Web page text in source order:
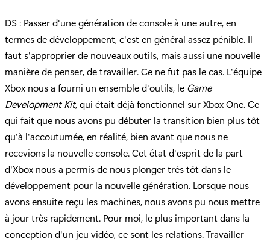
DS : Passer d'une génération de console à une autre, en
termes de développement, c'est en général assez pénible. Il
faut s'approprier de nouveaux outils, mais aussi une nouvelle
manière de penser, de travailler. Ce ne fut pas le cas. L'équipe
Xbox nous a fourni un ensemble d'outils, le Game
Development Kit, qui était déjà fonctionnel sur Xbox One. Ce
qui fait que nous avons pu débuter la transition bien plus tôt
qu'à l'accoutumée, en réalité, bien avant que nous ne
recevions la nouvelle console. Cet état d'esprit de la part
d'Xbox nous a permis de nous plonger très tôt dans le
développement pour la nouvelle génération. Lorsque nous
avons ensuite reçu les machines, nous avons pu nous mettre
à jour très rapidement. Pour moi, le plus important dans la
conception d'un jeu vidéo, ce sont les relations. Travailler